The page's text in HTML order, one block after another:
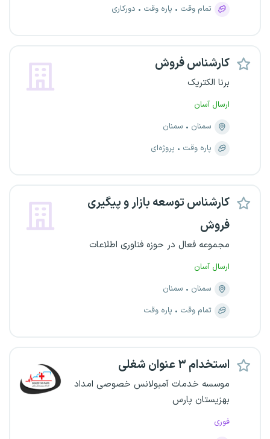
تمام وقت
پاره وقت دورکاری
کارشناس فروش
برنا الکتریک
ارسال آسان
سمنان
سمنان
پاره وقت
پروژه‌ای
کارشناس توسعه بازار و پیگیری
فروش
مجموعه فعال در حوزه فناوری اطلاعات
ارسال آسان
سمنان
سمنان
تمام وقت
پاره وقت
استخدام ۳ عنوان شغلی
موسسه خدمات آمبولانس خصوصی امداد
بهزیستان پارس
فوری